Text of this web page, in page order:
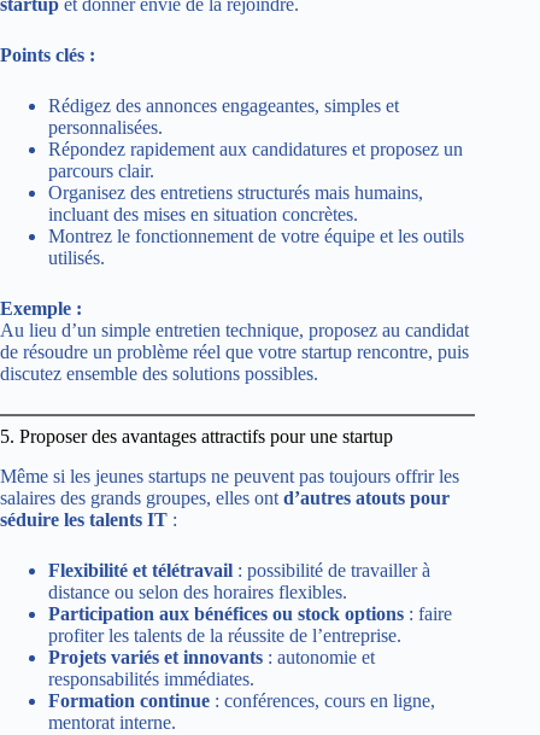
startup et donner envie de la rejoindre.
Points clés :
Rédigez des annonces engageantes, simples et
personnalisées.
Répondez rapidement aux candidatures et proposez un
parcours clair.
Organisez des entretiens structurés mais humains,
incluant des mises en situation concrètes.
Montrez le fonctionnement de votre équipe et les outils
utilisés.
Exemple :
Au lieu d’un simple entretien technique, proposez au candidat
de résoudre un problème réel que votre startup rencontre, puis
discutez ensemble des solutions possibles.
5. Proposer des avantages attractifs pour une startup
Même si les jeunes startups ne peuvent pas toujours offrir les
salaires des grands groupes, elles ont d’autres atouts pour
séduire les talents IT :
Flexibilité et télétravail : possibilité de travailler à
distance ou selon des horaires flexibles.
Participation aux bénéfices ou stock options : faire
profiter les talents de la réussite de l’entreprise.
Projets variés et innovants : autonomie et
responsabilités immédiates.
Formation continue : conférences, cours en ligne,
mentorat interne.